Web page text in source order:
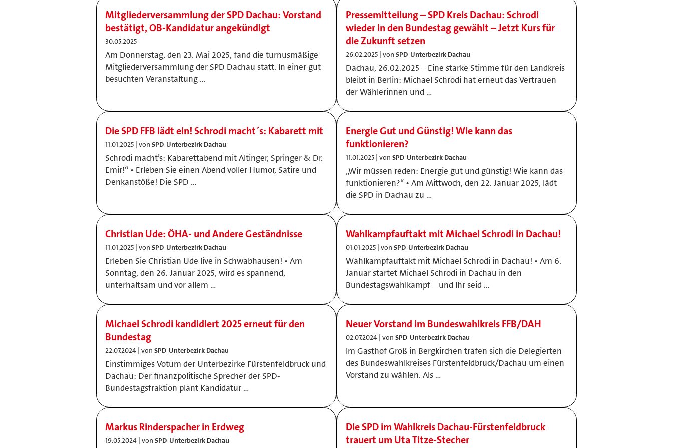
Mitgliederversammlung der SPD Dachau: Vorstand
bestätigt, OB-Kandidatur angekündigt
30.05.2025
Am Donnerstag, den 23. Mai 2025, fand die turnusmäßige
Mitgliederversammlung der SPD Dachau statt. In einer gut
besuchten Veranstaltung …
Pressemitteilung – SPD Kreis Dachau: Schrodi
wieder in den Bundestag gewählt – Jetzt Kurs für
die Zukunft setzen
26.02.2025 | von SPD-Unterbezirk Dachau
Dachau, 26.02.2025 – Eine starke Stimme für den Landkreis
bleibt in Berlin: Michael Schrodi hat erneut das Vertrauen
der Wählerinnen und …
Die SPD FFB lädt ein! Schrodi macht´s: Kabarett mit
11.01.2025 | von SPD-Unterbezirk Dachau
Schrodi macht’s: Kabarettabend mit Altinger, Springer & Dr.
Emir!“ • Erleben Sie einen Abend voller Humor, Satire und
Denkanstöße! Die SPD …
Energie Gut und Günstig! Wie kann das
funktionieren?
11.01.2025 | von SPD-Unterbezirk Dachau
„Wir müssen reden: Energie gut und günstig! Wie kann das
funktionieren?“ • Am Mittwoch, den 22. Januar 2025, lädt
die SPD in Dachau zu …
Christian Ude: ÖHA- und Andere Geständnisse
11.01.2025 | von SPD-Unterbezirk Dachau
Erleben Sie Christian Ude live in Schwabhausen! • Am
Sonntag, den 26. Januar 2025, wird es spannend,
unterhaltsam und vor allem …
Wahlkampfauftakt mit Michael Schrodi in Dachau!
01.01.2025 | von SPD-Unterbezirk Dachau
Wahlkampfauftakt mit Michael Schrodi in Dachau! • Am 6.
Januar startet Michael Schrodi in Dachau in den
Bundestagswahlkampf – und Ihr seid …
Michael Schrodi kandidiert 2025 erneut für den
Bundestag
22.07.2024 | von SPD-Unterbezirk Dachau
Einstimmiges Votum der Unterbezirke Fürstenfeldbruck und
Dachau: Der finanzpolitische Sprecher der SPD-
Bundestagsfraktion plant Kandidatur …
Neuer Vorstand im Bundeswahlkreis FFB/DAH
02.07.2024 | von SPD-Unterbezirk Dachau
Im Gasthof Groß in Bergkirchen trafen sich die Delegierten
des Bundeswahlkreises Fürstenfeldbruck/Dachau um einen
Vorstand zu wählen. Als …
Markus Rinderspacher in Erdweg
19.05.2024 | von SPD-Unterbezirk Dachau
Die SPD im Wahlkreis Dachau-Fürstenfeldbruck
trauert um Uta Titze-Stecher